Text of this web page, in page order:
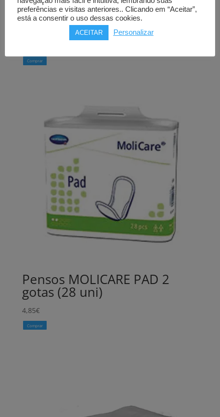
antiácaros
200x90cm
Comprar
Pensos MOLICARE PAD 2
gotas (28 uni)
4,85€
Comprar
preferências e visitas anteriores.. Clicando em “Aceitar”,
está a consentir o uso dessas cookies.
ACEITAR Personalizar